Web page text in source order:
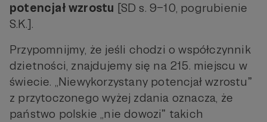
potencjał wzrostu [SD s. 9–10, pogrubienie
S.K.].
Przypomnijmy, że jeśli chodzi o współczynnik
dzietności, znajdujemy się na 215. miejscu w
świecie. „Niewykorzystany potencjał wzrostuˮ
z przytoczonego wyżej zdania oznacza, że
państwo polskie „nie dowoziˮ takich